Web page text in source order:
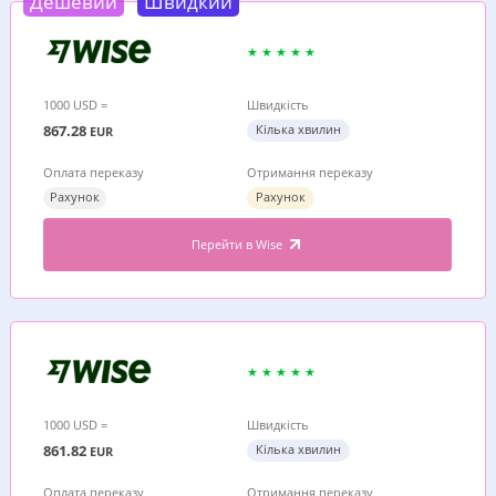
1000 USD =
867.28 EUR
Швидкість
Кілька хвилин
Оплата переказу
Рахунок
Отримання переказу
Рахунок
Перейти в Wise
1000 USD =
861.82 EUR
Швидкість
Кілька хвилин
Оплата переказу Отримання переказу